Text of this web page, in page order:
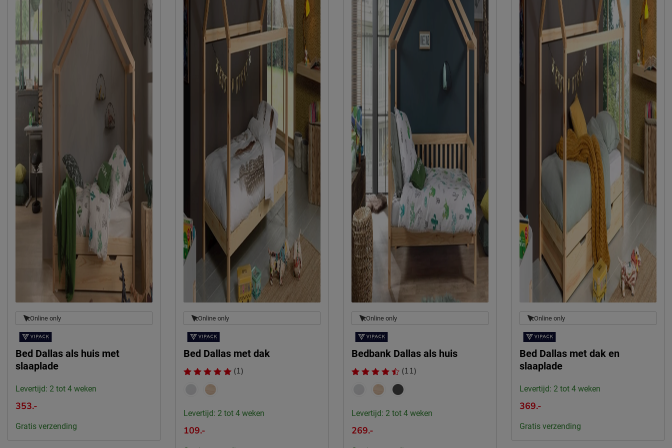
Online only
Bed Dallas als huis met
slaaplade
Levertijd: 2 tot 4 weken
353.-
Gratis verzending
Online only
Bed Dallas met dak
(1)
Levertijd: 2 tot 4 weken
109.-
Online only
Bedbank Dallas als huis
(11)
Levertijd: 2 tot 4 weken
269.-
Online only
Bed Dallas met dak en
slaaplade
Levertijd: 2 tot 4 weken
369.-
Gratis verzending